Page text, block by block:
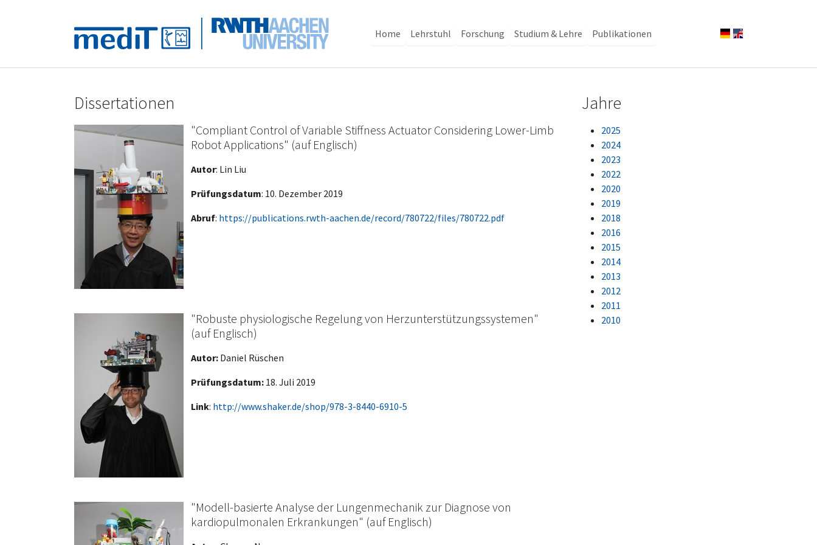
Home Lehrstuhl Forschung Studium & Lehre Publikationen
Dissertationen
"Compliant Control of Variable Stiffness Actuator Considering Lower-Limb
Robot Applications" (auf Englisch)
Autor: Lin Liu
Prüfungsdatum: 10. Dezember 2019
Abruf: https://publications.rwth-aachen.de/record/780722/files/780722.pdf
"Robuste physiologische Regelung von Herzunterstützungssystemen"
(auf Englisch)
Autor: Daniel Rüschen
Prüfungsdatum: 18. Juli 2019
Link: http://www.shaker.de/shop/978-3-8440-6910-5
"Modell-basierte Analyse der Lungenmechanik zur Diagnose von
kardiopulmonalen Erkrankungen" (auf Englisch)
Jahre
2025
2024
2023
2022
2020
2019
2018
2016
2015
2014
2013
2012
2011
2010